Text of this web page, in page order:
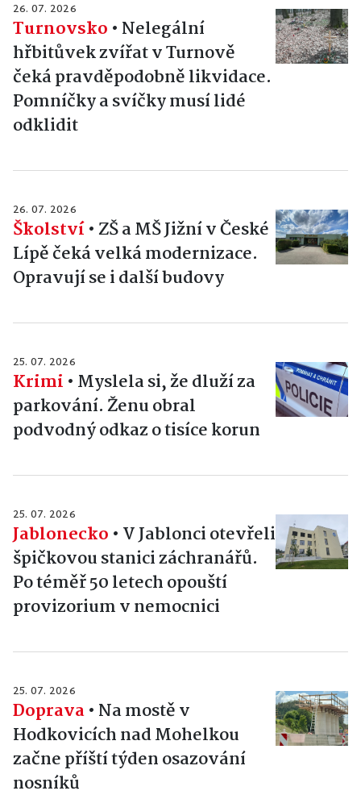
26. 07. 2026
Turnovsko • Nelegální
hřbitůvek zvířat v Turnově
čeká pravděpodobně likvidace.
Pomníčky a svíčky musí lidé
odklidit
26. 07. 2026
Školství• ZŠ a MŠ Jižní v České
Lípě čeká velká modernizace.
Opravují se i další budovy
25. 07. 2026
Krimi • Myslela si, že dluží za
parkování. Ženu obral
podvodný odkaz o tisíce korun
25. 07. 2026
Jablonecko • V Jablonci otevřeli
špičkovou stanici záchranářů.
Po téměř 50 letech opouští
provizorium v nemocnici
25. 07. 2026
Doprava• Na mostě v
Hodkovicích nad Mohelkou
začne příští týden osazování
nosníků